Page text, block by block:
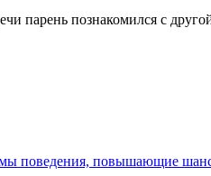
парень познакомился с
поведения, повышающие